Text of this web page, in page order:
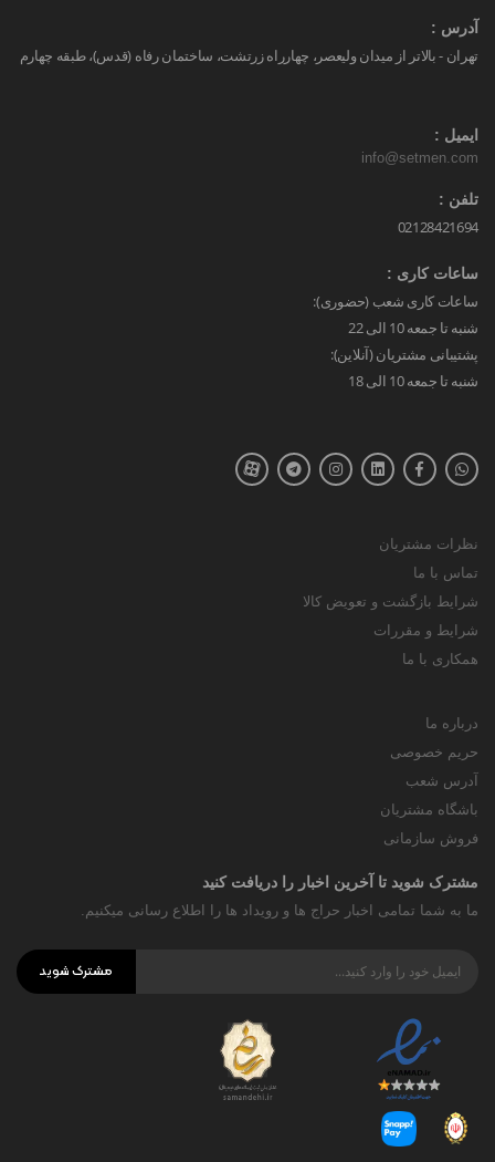
آدرس :
تهران - بالاتر از میدان ولیعصر، چهارراه زرتشت، ساختمان رفاه (قدس)، طبقه چهارم
ایمیل :
info@setmen.com
تلفن :
02128421694
ساعات کاری :
ساعات کاری شعب (حضوری):
شنبه تا جمعه 10 الی 22
پشتیبانی مشتریان (آنلاین):
شنبه تا جمعه 10 الی 18
نظرات مشتریان
تماس با ما
شرایط بازگشت و تعویض کالا
شرایط و مقررات
همکاری با ما
درباره ما
حریم خصوصی
آدرس شعب
باشگاه مشتریان
فروش سازمانی
مشترک شوید تا آخرین اخبار را دریافت کنید
ما به شما تمامی اخبار حراج ها و رویداد ها را اطلاع رسانی میکنیم.
مشترک شوید